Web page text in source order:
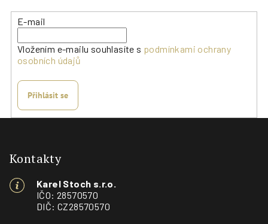
E-mail
Vložením e-mailu souhlasíte s podmínkami ochrany
osobních údajů
Přihlásit se
Kontakty
Karel Stoch s.r.o.
IČO: 28570570
DIČ: CZ28570570